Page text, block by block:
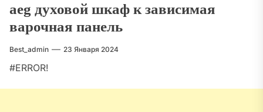
aeg духовой шкаф к зависимая
варочная панель
Best_admin 23 Января 2024
#ERROR!